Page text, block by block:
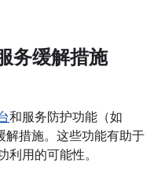
务缓解措施
和服务防护功能（如
解措施。这些功能有助于
利用的可能性。